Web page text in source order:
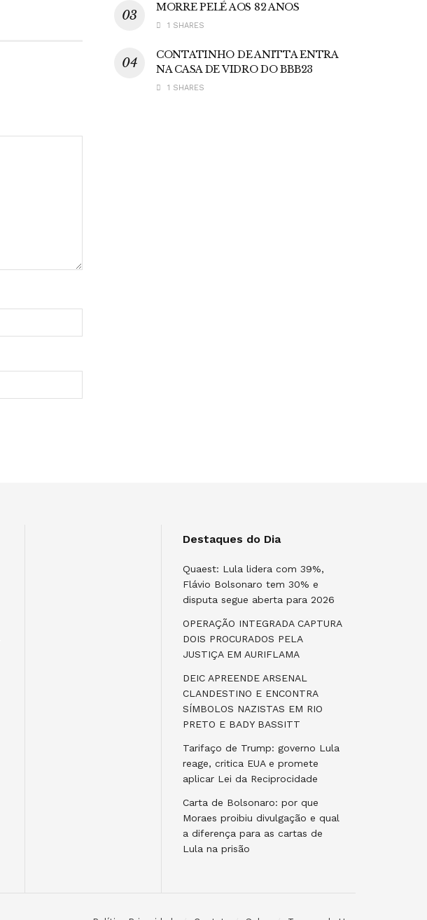
MORRE PELÉ AOS 82 ANOS
1 SHARES
CONTATINHO DE ANITTA ENTRA
NA CASA DE VIDRO DO BBB23
1 SHARES
Destaques do Dia
Quaest: Lula lidera com 39%,
Flávio Bolsonaro tem 30% e
disputa segue aberta para 2026
OPERAÇÃO INTEGRADA CAPTURA
DOIS PROCURADOS PELA
JUSTIÇA EM AURIFLAMA
DEIC APREENDE ARSENAL
CLANDESTINO E ENCONTRA
SÍMBOLOS NAZISTAS EM RIO
PRETO E BADY BASSITT
Tarifaço de Trump: governo Lula
reage, critica EUA e promete
aplicar Lei da Reciprocidade
Carta de Bolsonaro: por que
Moraes proibiu divulgação e qual
a diferença para as cartas de
Lula na prisão